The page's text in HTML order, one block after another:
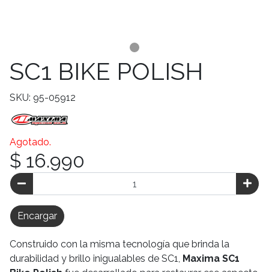
SC1 BIKE POLISH
SKU: 95-05912
Agotado.
$ 16.990
Encargar
Construido con la misma tecnología que brinda la
durabilidad y brillo inigualables de SC1, Maxima SC1